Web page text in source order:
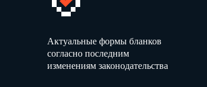
Актуальные формы бланков
согласно последним
изменениям законодательства